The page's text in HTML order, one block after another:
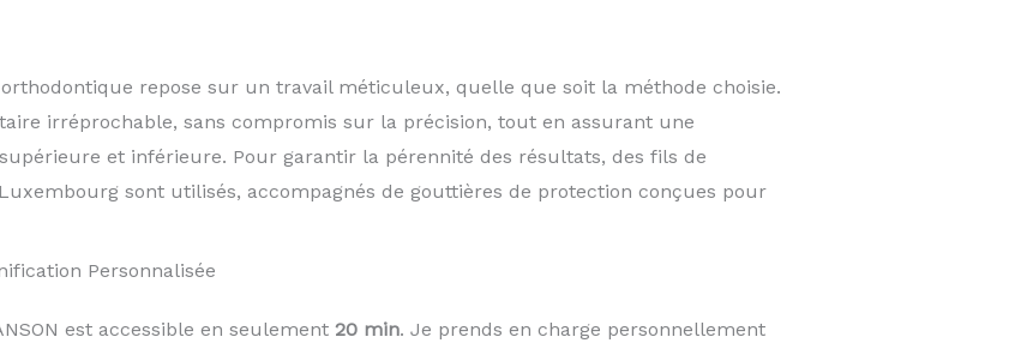
repose sur un travail méticuleux, quelle que soit la méthode choisie.
irréprochable, sans compromis sur la précision, tout en assurant une
et inférieure. Pour garantir la pérennité des résultats, des fils de
sont utilisés, accompagnés de gouttières de protection conçues pour
Personnalisée
est accessible en seulement 20 min. Je prends en charge personnellement